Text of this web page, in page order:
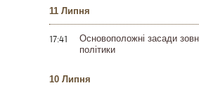
11 Липня
17:41
Основоположні засади
політики
10 Липня